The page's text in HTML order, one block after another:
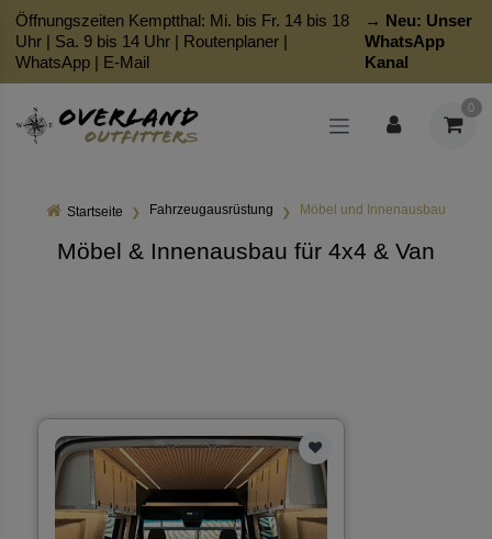
Öffnungszeiten Kemptthal: Mi. bis Fr. 14 bis 18
Uhr | Sa. 9 bis 14 Uhr | Routenplaner |
WhatsApp | E-Mail
→ Neu: Unser
WhatsApp
Kanal
0
Startseite Fahrzeugausrüstung Möbel und Innenausbau
Möbel & Innenausbau für 4x4 & Van